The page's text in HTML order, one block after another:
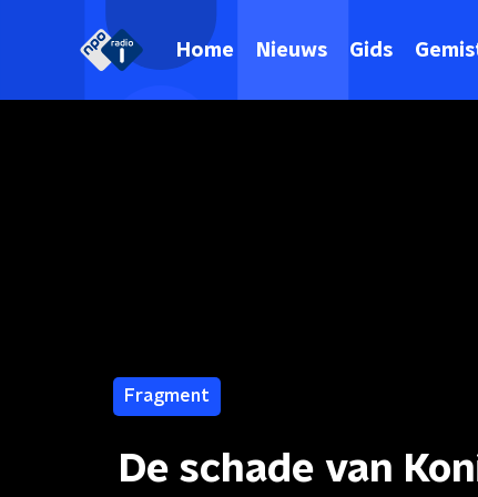
Home Nieuws Gids
Fragment
De schade van